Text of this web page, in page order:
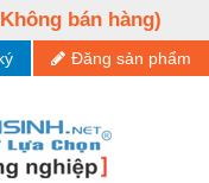
bán hàng)
Đăng sản phẩm